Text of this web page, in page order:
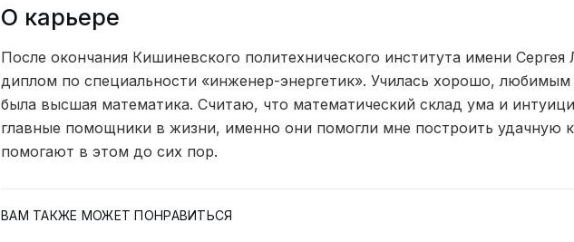
О карьере
После окончания Кишиневского политехнического института имени Сергея
диплом по специальности «инженер-энергетик». Училась хорошо,
была высшая математика. Считаю, что математический склад ума и
главные помощники в жизни, именно они помогли мне построить удачную
помогают в этом до сих пор.
ВАМ ТАКЖЕ МОЖЕТ ПОНРАВИТЬСЯ